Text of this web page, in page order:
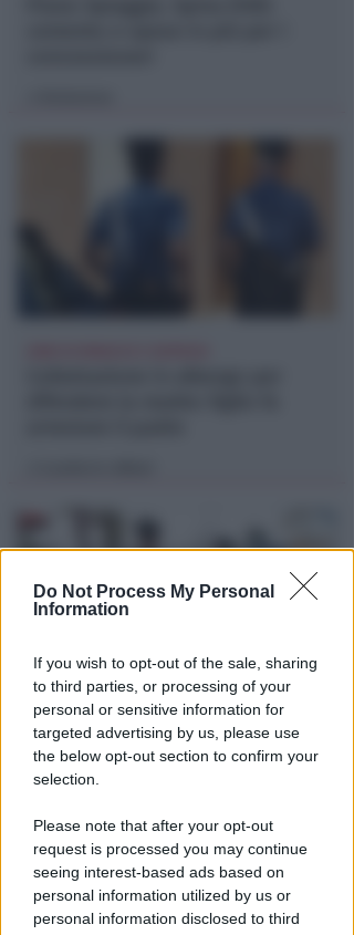
Do Not Process My Personal
Information
If you wish to opt-out of the sale, sharing
to third parties, or processing of your
personal or sensitive information for
targeted advertising by us, please use
the below opt-out section to confirm your
selection.
Please note that after your opt-out
request is processed you may continue
seeing interest-based ads based on
personal information utilized by us or
personal information disclosed to third
INSEGUIMENTO SUL BAGNASCIUGA
Ruba portafogli in spiaggia ad
un turista e lo spintona.